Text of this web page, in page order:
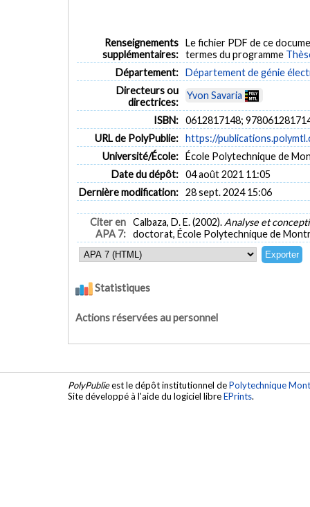
Renseignements
supplémentaires:
Le fichier PDF de ce
termes du programme
Département: Département de génie
Directeurs ou
directrices:
Yvon Savaria
ISBN: 0612817148;
URL de PolyPublie: https://
Université/École: École Polytechnique de
Date du dépôt: 04 août 2021 11:05
Dernière modification: 28 sept. 2024 15:06
Citer en
APA 7:
Calbaza, D. E. (2002). Analyse et
doctorat, École Polytechnique de
Statistiques
Actions réservées au personnel
PolyPublieest le dépôt institutionnel dePolytechnique
Site développé à l'aide du logiciel libreEPrints.